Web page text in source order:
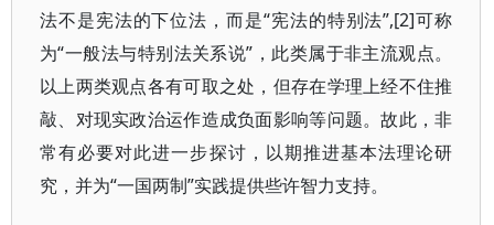
法不是宪法的下位法，而是“宪法的特别法”,[2]可称
为“一般法与特别法关系说”，此类属于非主流观点。
以上两类观点各有可取之处，但存在学理上经不住推
敲、对现实政治运作造成负面影响等问题。故此，非
常有必要对此进一步探讨，以期推进基本法理论研
究，并为“一国两制”实践提供些许智力支持。